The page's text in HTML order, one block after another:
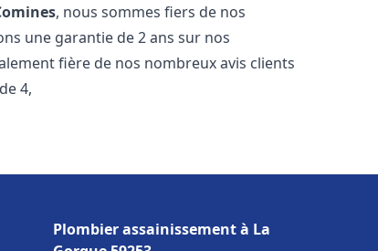
, nous sommes fiers de nos
une garantie de 2 ans sur nos
fière de nos nombreux avis clients
4,
Plombier assainissement à La